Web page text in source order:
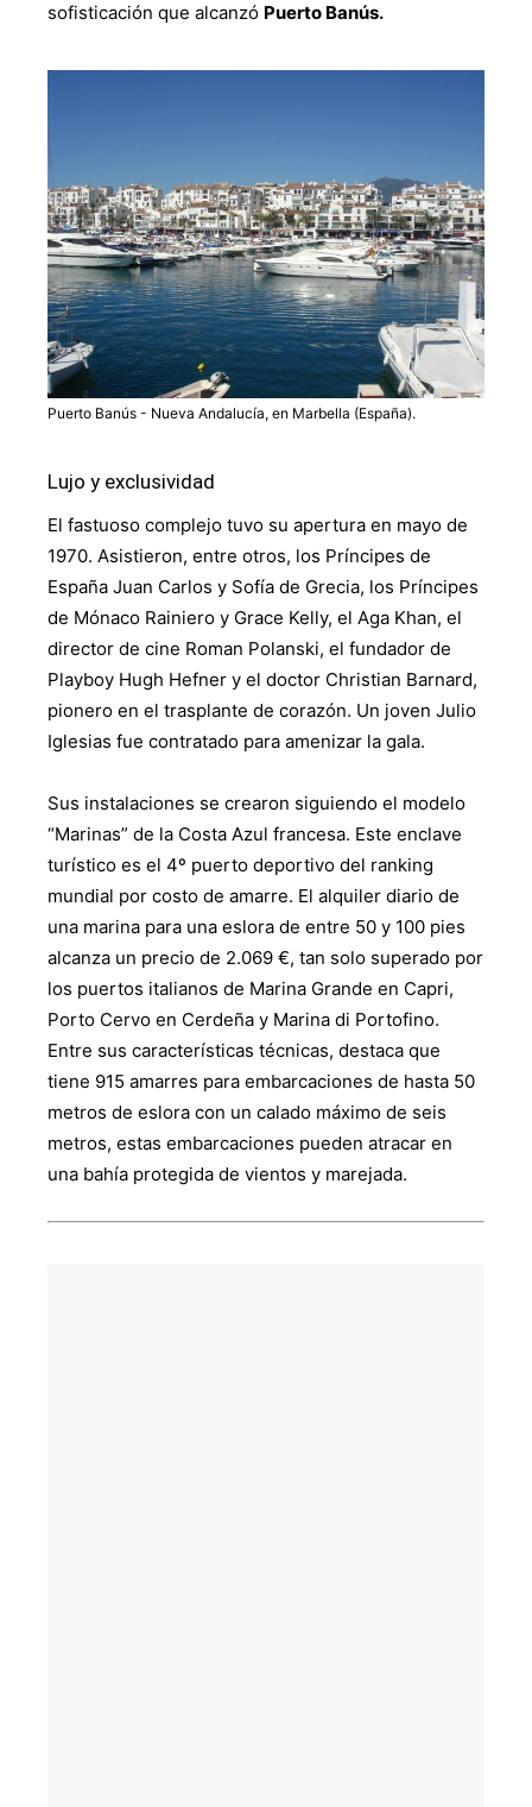
sofisticación que alcanzó Puerto Banús.
Puerto Banús - Nueva Andalucía, en Marbella (España).
Lujo y exclusividad
El fastuoso complejo tuvo su apertura en mayo de
1970. Asistieron, entre otros, los Príncipes de
España Juan Carlos y Sofía de Grecia, los Príncipes
de Mónaco Rainiero y Grace Kelly, el Aga Khan, el
director de cine Roman Polanski, el fundador de
Playboy Hugh Hefner y el doctor Christian Barnard,
pionero en el trasplante de corazón. Un joven Julio
Iglesias fue contratado para amenizar la gala.
Sus instalaciones se crearon siguiendo el modelo
“Marinas” de la Costa Azul francesa. Este enclave
turístico es el 4º puerto deportivo del ranking
mundial por costo de amarre. El alquiler diario de
una marina para una eslora de entre 50 y 100 pies
alcanza un precio de 2.069 €, tan solo superado por
los puertos italianos de Marina Grande en Capri,
Porto Cervo en Cerdeña y Marina di Portofino.
Entre sus características técnicas, destaca que
tiene 915 amarres para embarcaciones de hasta 50
metros de eslora con un calado máximo de seis
metros, estas embarcaciones pueden atracar en
una bahía protegida de vientos y marejada.